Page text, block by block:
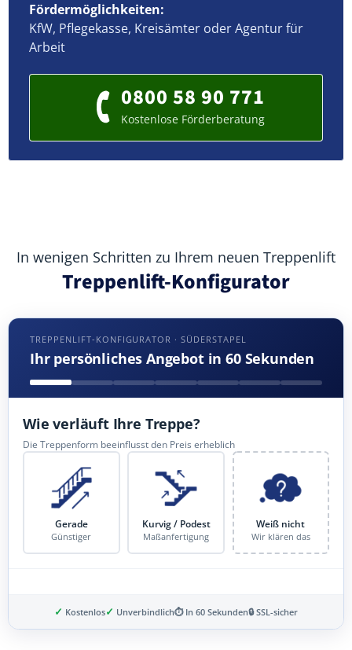
Fördermöglichkeiten:
KfW, Pflegekasse, Kreisämter oder Agentur für
Arbeit
0800 58 90 771
Kostenlose Förderberatung
In wenigen Schritten zu Ihrem neuen Treppenlift
Treppenlift-Konfigurator
TREPPENLIFT-KONFIGURATOR · SÜDERSTAPEL
Ihr persönliches Angebot in 60 Sekunden
Wie verläuft Ihre Treppe?
Die Treppenform beeinflusst den Preis erheblich
Gerade
Günstiger
Kurvig / Podest
Maßanfertigung
Weiß nicht
Wir klären das
✓ Kostenlos✓ Unverbindlich⏱ In 60 Sekunden🔒 SSL-sicher